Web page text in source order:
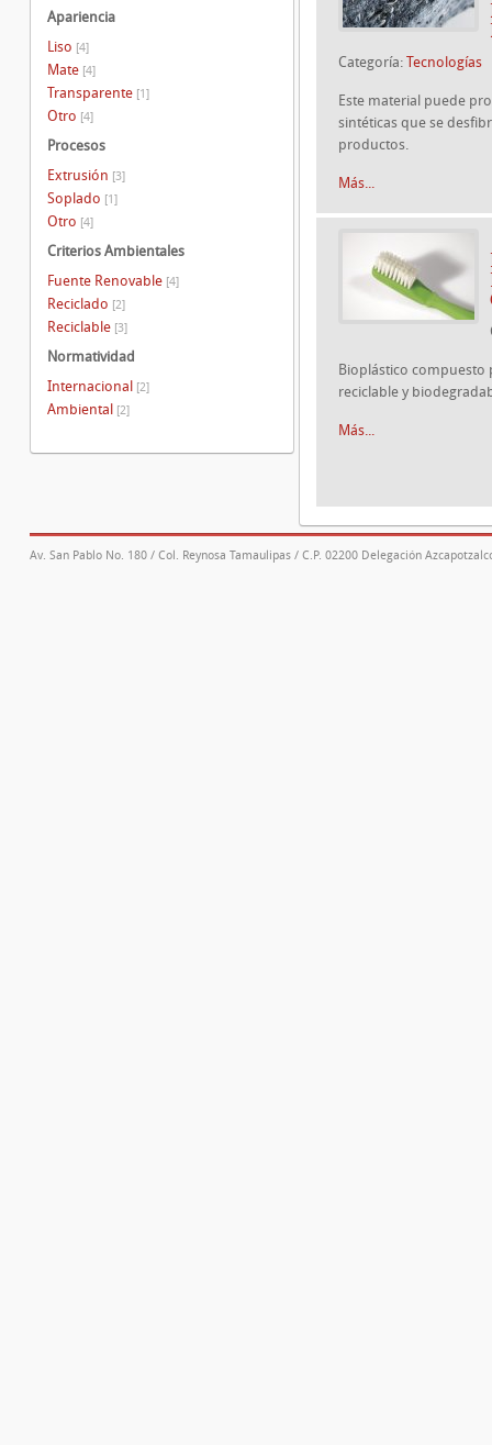
Categoría: Tecnologías
Este material puede
sintéticas que se
productos.
Más...
Bioplástico compuesto
reciclable y
Más...
Apariencia
Liso [4]
Mate [4]
Transparente [1]
Otro [4]
Procesos
Extrusión [3]
Soplado [1]
Otro [4]
Criterios Ambientales
Fuente Renovable [4]
Reciclado [2]
Reciclable [3]
Normatividad
Internacional [2]
Ambiental [2]
Av. San Pablo No. 180 / Col. Reynosa Tamaulipas / C.P. 02200 Delegación